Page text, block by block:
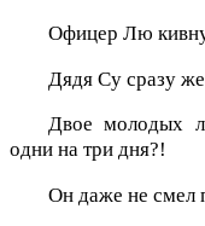
Офицер Лю
Дядя Су сразу
Двое молодых
одни на три дня?!
Он даже не смел